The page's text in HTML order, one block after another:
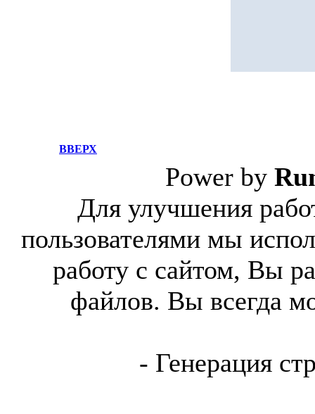
ВВЕРХ
Power by
Для улучшения
пользователями мы
работу с сайтом, Вы
файлов. Вы всегда
- Генерация